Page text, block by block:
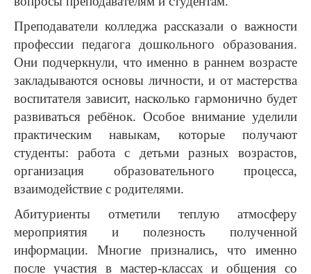
Преподаватели колледжа рассказали о важности
профессии педагога дошкольного образования.
Они подчеркнули, что именно в раннем возрасте
закладываются основы личности, и от мастерства
воспитателя зависит, насколько гармонично будет
развиваться ребёнок. Особое внимание уделили
практическим навыкам, которые получают
студенты: работа с детьми разных возрастов,
организация образовательного процесса,
взаимодействие с родителями.
Абитуриенты отметили теплую атмосферу
мероприятия и полезность полученной
информации. Многие признались, что именно
после участия в мастер-классах и общения со